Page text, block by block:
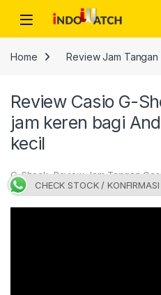
Open
Home Review Jam Tangan
Review Casio G-
jam keren bagi
kecil
G-Shock,Review Jam Tangan
CHECK STOCK / KONFIRMASI